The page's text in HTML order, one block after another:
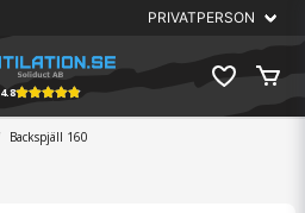
4.8
Backspjäll 160